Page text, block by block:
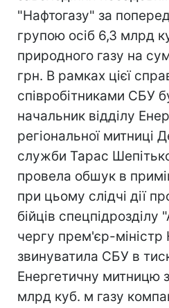
"Нафтогазу" за
групою осіб 6,3 млрд
природного газу на
грн. В рамках цієї
співробітниками СБУ
начальник відділу
регіональної митниці
служби Тарас
провела обшук в
при цьому слідчі дії
бійців
чергу прем'єр-
звинуватила СБУ в
Енергетичну митницю
млрд куб. м газу